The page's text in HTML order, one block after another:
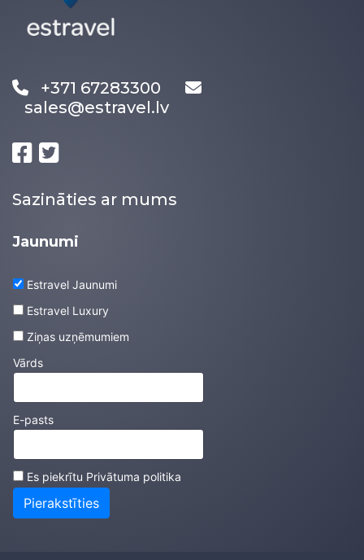
+371 67283300
sales@estravel.lv
Sazināties ar mums
Jaunumi
Estravel Jaunumi
Estravel Luxury
Ziņas uzņēmumiem
Vārds
E-pasts
Es piekrītu Privātuma politika
Pierakstīties